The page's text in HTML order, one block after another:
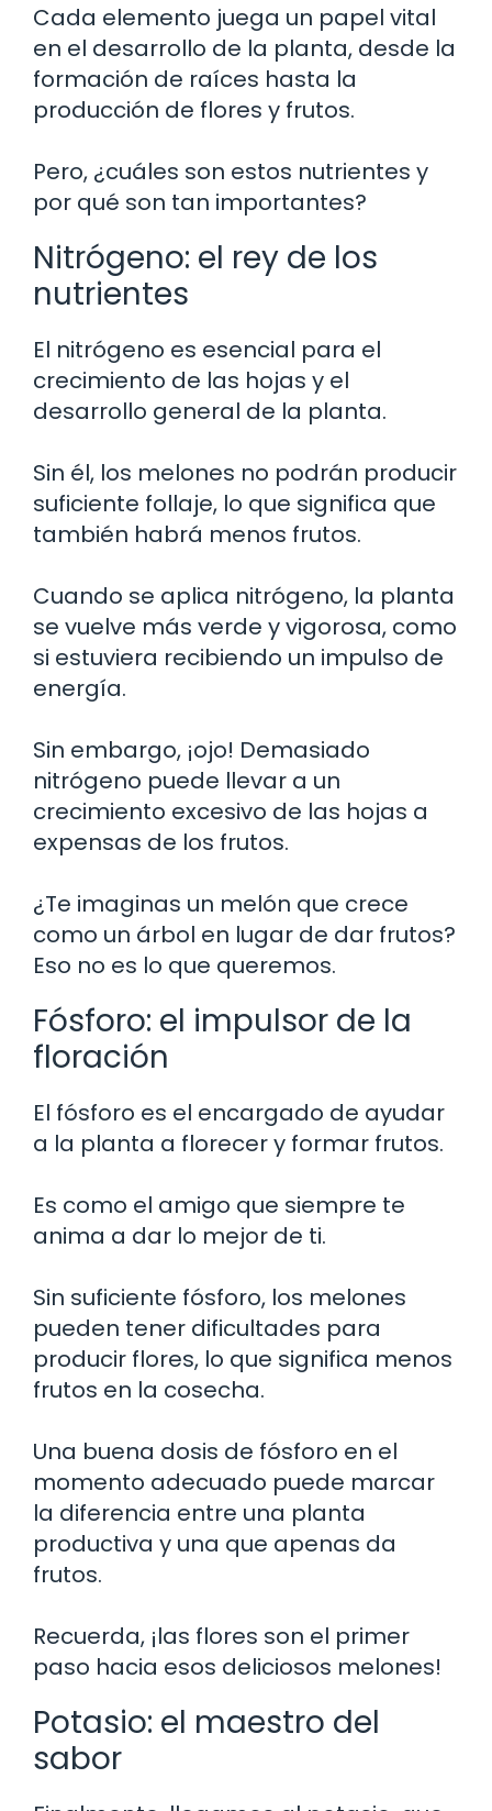
Cada elemento juega un papel vital
en el desarrollo de la planta, desde la
formación de raíces hasta la
producción de flores y frutos.
Pero, ¿cuáles son estos nutrientes y
por qué son tan importantes?
Nitrógeno: el rey de los
nutrientes
El nitrógeno es esencial para el
crecimiento de las hojas y el
desarrollo general de la planta.
Sin él, los melones no podrán producir
suficiente follaje, lo que significa que
también habrá menos frutos.
Cuando se aplica nitrógeno, la planta
se vuelve más verde y vigorosa, como
si estuviera recibiendo un impulso de
energía.
Sin embargo, ¡ojo! Demasiado
nitrógeno puede llevar a un
crecimiento excesivo de las hojas a
expensas de los frutos.
¿Te imaginas un melón que crece
como un árbol en lugar de dar frutos?
Eso no es lo que queremos.
Fósforo: el impulsor de la
floración
El fósforo es el encargado de ayudar
a la planta a florecer y formar frutos.
Es como el amigo que siempre te
anima a dar lo mejor de ti.
Sin suficiente fósforo, los melones
pueden tener dificultades para
producir flores, lo que significa menos
frutos en la cosecha.
Una buena dosis de fósforo en el
momento adecuado puede marcar
la diferencia entre una planta
productiva y una que apenas da
frutos.
Recuerda, ¡las flores son el primer
paso hacia esos deliciosos melones!
Potasio: el maestro del
sabor